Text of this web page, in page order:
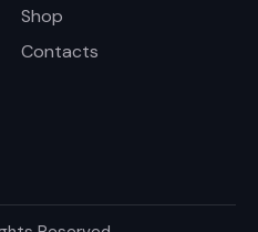
Shop
Contacts